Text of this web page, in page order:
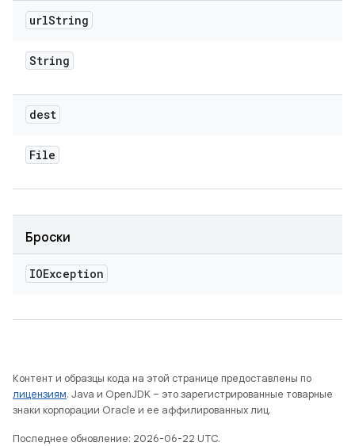
urlString
String
dest
File
Броски
IOException
Контент и образцы кода на этой странице предоставлены по
лицензиям. Java и OpenJDK – это зарегистрированные товарные
знаки корпорации Oracle и ее аффилированных лиц.
Последнее обновление: 2026-06-22 UTC.